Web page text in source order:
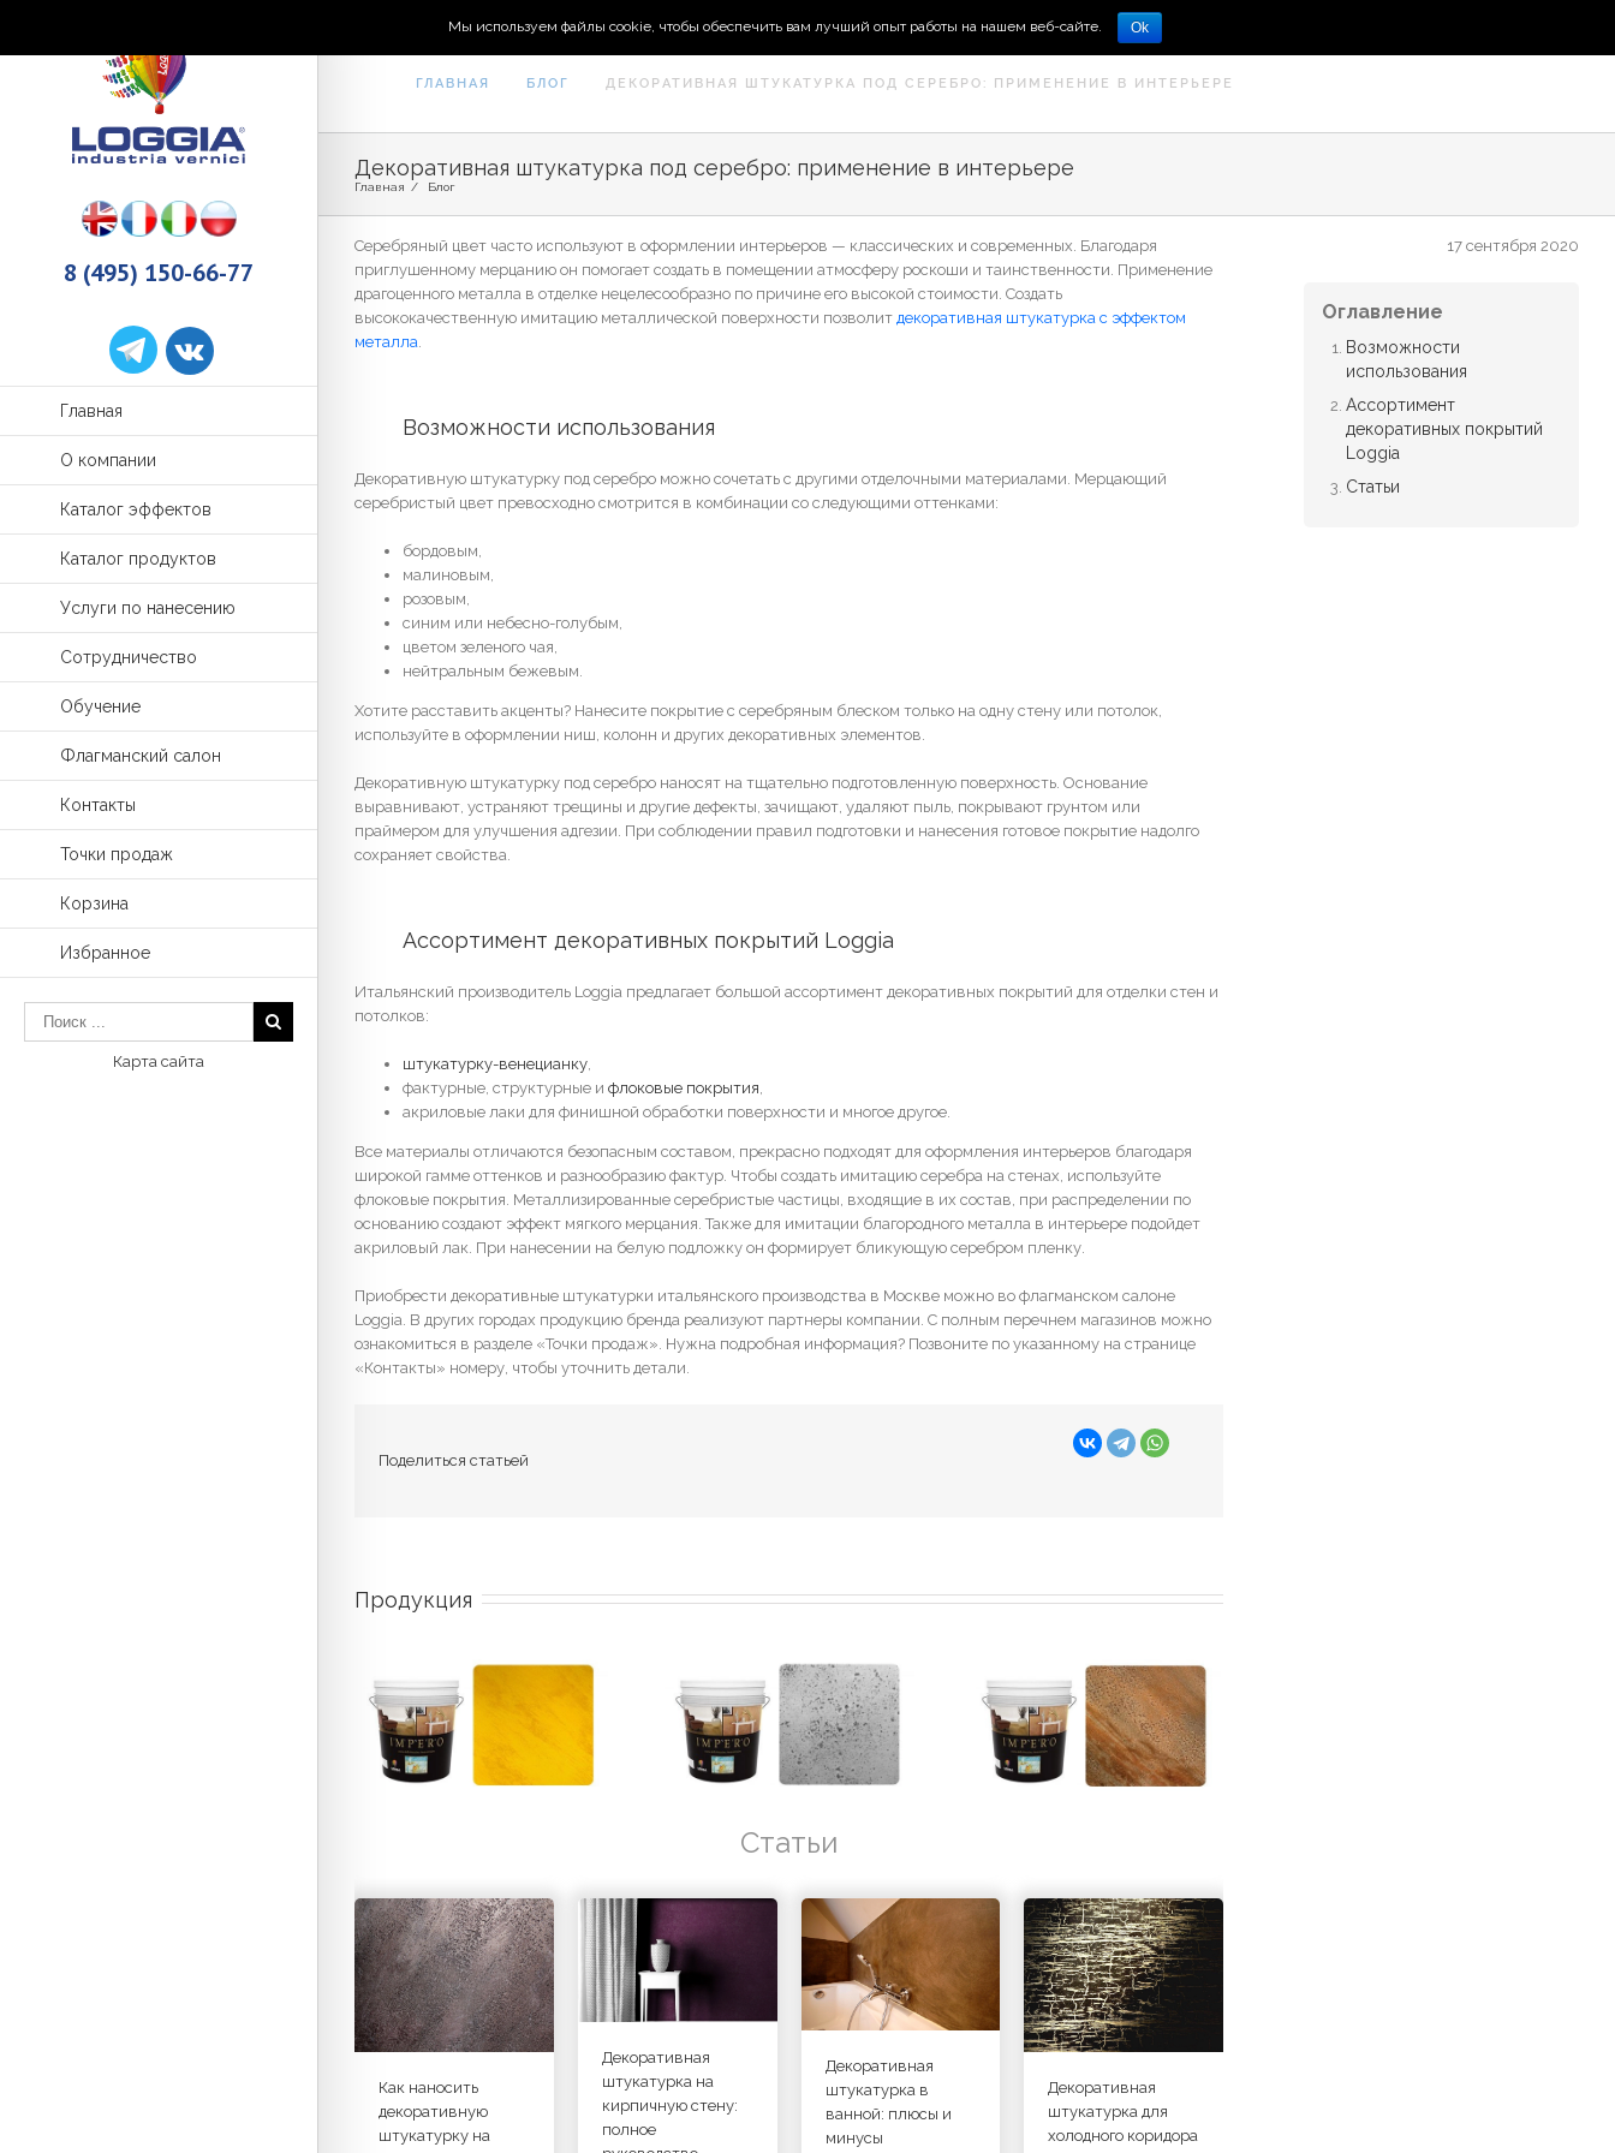
8 (495) 150-66-77
Главная
О компании
Каталог эффектов
Каталог продуктов
Услуги по нанесению
Сотрудничество
Обучение
Флагманский салон
Контакты
Точки продаж
Корзина
Избранное
Карта сайта
ГЛАВНАЯ БЛОГ ДЕКОРАТИВНАЯ ШТУКАТУРКА ПОД СЕРЕБРО: ПРИМЕНЕНИЕ В ИНТЕРЬЕРЕ
Декоративная штукатурка под серебро: применение в интерьере
Главная / Блог
Серебряный цвет часто используют в оформлении интерьеров — классических и современных. Благодаря
приглушенному мерцанию он помогает создать в помещении атмосферу роскоши и таинственности. Применение
драгоценного металла в отделке нецелесообразно по причине его высокой стоимости. Создать
высококачественную имитацию металлической поверхности позволит декоративная штукатурка с эффектом
металла.
	Возможности использования
Декоративную штукатурку под серебро можно сочетать с другими отделочными материалами. Мерцающий
серебристый цвет превосходно смотрится в комбинации со следующими оттенками:
бордовым,
малиновым,
розовым,
синим или небесно-голубым,
цветом зеленого чая,
нейтральным бежевым.
Хотите расставить акценты? Нанесите покрытие с серебряным блеском только на одну стену или потолок,
используйте в оформлении ниш, колонн и других декоративных элементов.
Декоративную штукатурку под серебро наносят на тщательно подготовленную поверхность. Основание
выравнивают, устраняют трещины и другие дефекты, зачищают, удаляют пыль, покрывают грунтом или
праймером для улучшения адгезии. При соблюдении правил подготовки и нанесения готовое покрытие надолго
сохраняет свойства.
	Ассортимент декоративных покрытий Loggia
Итальянский производитель Loggia предлагает большой ассортимент декоративных покрытий для отделки стен и
потолков:
штукатурку-венецианку
фактурные, структурные и флоковые покрытия
акриловые лаки для финишной обработки поверхности и многое другое.
Все материалы отличаются безопасным составом, прекрасно подходят для оформления интерьеров благодаря
широкой гамме оттенков и разнообразию фактур. Чтобы создать имитацию серебра на стенах, используйте
флоковые покрытия. Металлизированные серебристые частицы, входящие в их состав, при распределении по
основанию создают эффект мягкого мерцания. Также для имитации благородного металла в интерьере подойдет
акриловый лак. При нанесении на белую подложку он формирует бликующую серебром пленку.
Приобрести декоративные штукатурки итальянского производства в Москве можно во флагманском салоне
Loggia. В других городах продукцию бренда реализуют партнеры компании. С полным перечнем магазинов можно
ознакомиться в разделе «Точки продаж». Нужна подробная информация? Позвоните по указанному на странице
«Контакты» номеру, чтобы уточнить детали.
Поделиться статьей
Продукция
зернистость
серебристые
блестки 0,75 л
желтые блестки
Декоративное
финишное
Статьи
Как наносить
декоративную
штукатурку на
Декоративная
штукатурка на
кирпичную стену:
полное
Декоративная
штукатурка в
ванной: плюсы и
минусы
Декоративная
штукатурка для
холодного коридора
17 сентября 2020
Оглавление
Возможности
использования
Ассортимент
декоративных покрытий
Loggia
Статьи
Мы используем файлы cookie, чтобы обеспечить вам лучший опыт работы на нашем веб-сайте. Ok